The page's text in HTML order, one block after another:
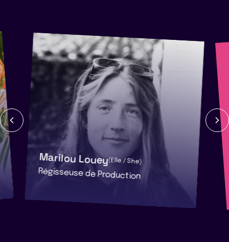
Marilou Louey(Elle / She)
Régisseuse de Production